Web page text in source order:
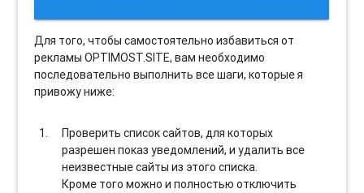
Для того, чтобы самостоятельно избавиться от
рекламы OPTIMOST.SITE, вам необходимо
последовательно выполнить все шаги, которые я
привожу ниже:
Проверить список сайтов, для которых
разрешен показ уведомлений, и удалить все
неизвестные сайты из этого списка.
Кроме того можно и полностью отключить